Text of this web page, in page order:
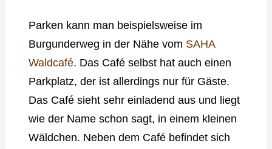
Parken kann man beispielsweise im
Burgunderweg in der Nähe vom SAHA
Waldcafé. Das Café selbst hat auch einen
Parkplatz, der ist allerdings nur für Gäste.
Das Café sieht sehr einladend aus und liegt
wie der Name schon sagt, in einem kleinen
Wäldchen. Neben dem Café befindet sich